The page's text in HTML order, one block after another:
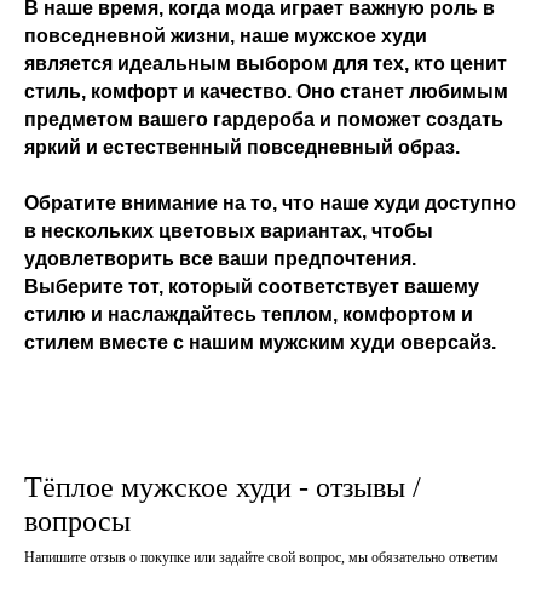
В наше время, когда мода играет важную роль в
повседневной жизни, наше мужское худи
является идеальным выбором для тех, кто ценит
стиль, комфорт и качество. Оно станет любимым
предметом вашего гардероба и поможет создать
яркий и естественный повседневный образ.
Обратите внимание на то, что наше худи доступно
в нескольких цветовых вариантах, чтобы
удовлетворить все ваши предпочтения.
Выберите тот, который соответствует вашему
стилю и наслаждайтесь теплом, комфортом и
стилем вместе с нашим мужским худи оверсайз.
Тёплое мужское худи - отзывы /
вопросы
Напишите отзыв о покупке или задайте свой вопрос, мы обязательно ответим